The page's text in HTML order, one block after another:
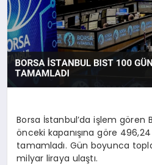
YAŞAM
Borsa İstanbul’da işlem gören
önceki kapanışına göre 496,24
tamamladı. Gün boyunca
milyar liraya ulaştı.